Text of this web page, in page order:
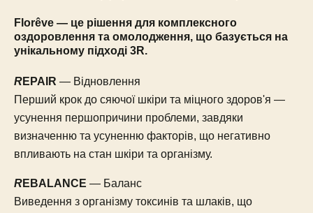
Florêve — це рішення для комплексного
оздоровлення та омолодження, що базується на
унікальному підході 3R.
REPAIR — Відновлення
Перший крок до сяючої шкіри та міцного здоров'я —
усунення першопричини проблеми, завдяки
визначенню та усуненню факторів, що негативно
впливають на стан шкіри та організму.
REBALANCE — Баланс
Виведення з організму токсинів та шлаків, що